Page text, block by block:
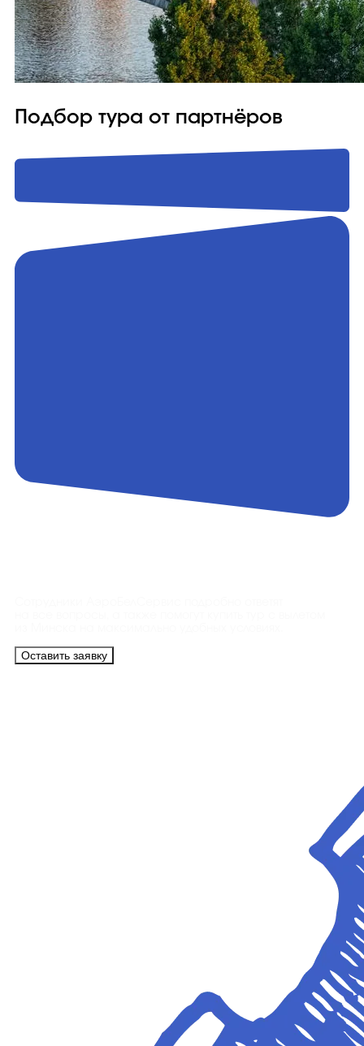
Подбор тура от партнёров
Оставить заявку